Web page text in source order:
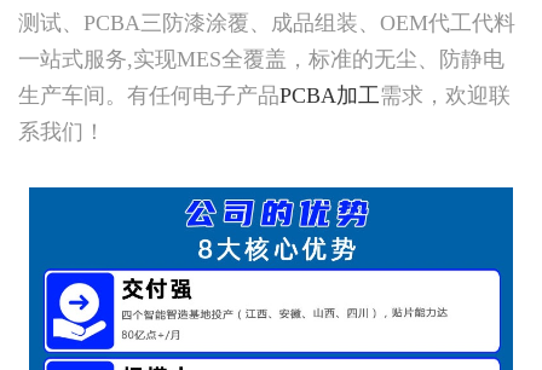
测试、PCBA三防漆涂覆、成品组装、OEM代工代料
一站式服务,实现MES全覆盖，标准的无尘、防静电
生产车间。有任何电子产品PCBA加工需求，欢迎联
系我们！